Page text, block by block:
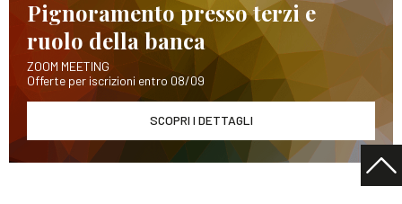
Pignoramento presso terzi e
ruolo della banca
ZOOM MEETING
Offerte per iscrizioni entro 08/09
SCOPRI I DETTAGLI